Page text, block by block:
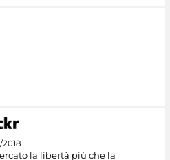
2018
la libertà più che la